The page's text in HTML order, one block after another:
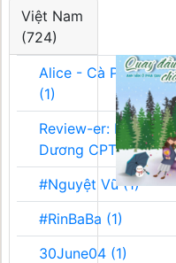
Việt Nam
(724)
Alice - Cà Phê Team
(1)
Review-er: Dương
Dương CPT (1)
#Nguyệt Vũ (1)
#RinBaBa (1)
30June04 (1)